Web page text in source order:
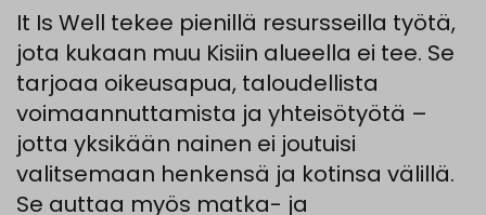
It Is Well tekee pienillä resursseilla työtä,
jota kukaan muu Kisiin alueella ei tee. Se
tarjoaa oikeusapua, taloudellista
voimaannuttamista ja yhteisötyötä –
jotta yksikään nainen ei joutuisi
valitsemaan henkensä ja kotinsa välillä.
Se auttaa myös matka- ja